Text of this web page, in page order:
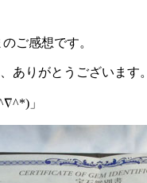
ご感想です。
ありがとうございます。
」